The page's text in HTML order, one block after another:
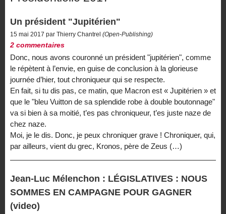
Un président "Jupitérien"
15 mai 2017 par Thierry Chantrel (Open-Publishing)
2 commentaires
Donc, nous avons couronné un président "jupitérien", comme
le répètent à l’envie, en guise de conclusion à la glorieuse
journée d’hier, tout chroniqueur qui se respecte.
En fait, si tu dis pas, ce matin, que Macron est « Jupitérien » et
que le "bleu Vuitton de sa splendide robe à double boutonnage"
va si bien à sa moitié, t’es pas chroniqueur, t’es juste naze de
chez naze.
Moi, je le dis. Donc, je peux chroniquer grave ! Chroniquer, qui,
par ailleurs, vient du grec, Kronos, père de Zeus (…)
Jean-Luc Mélenchon : LÉGISLATIVES : NOUS
SOMMES EN CAMPAGNE POUR GAGNER
(video)